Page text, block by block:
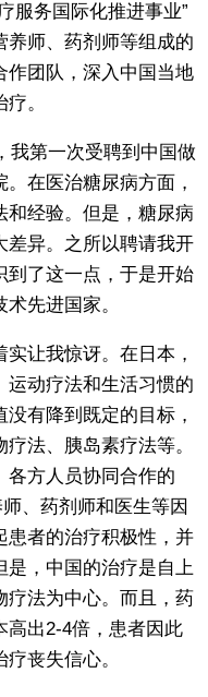
服务国际化推进事业”
养师、药剂师等组成的
作团队，深入中国当地
。
我第一次受聘到中国做
在医治糖尿病方面，
和经验。但是，糖尿病
差异。之所以聘请我开
到了这一点，于是开始
先进国家。
让我惊讶。在日本，
运动疗法和生活习惯的
有降到既定的目标，
法、胰岛素疗法等。
各方人员协同合作的
、药剂师和医生等因
患者的治疗积极性，并
是，中国的治疗是自上
疗法为中心。而且，药
高出2-4倍，患者因此
丧失信心。